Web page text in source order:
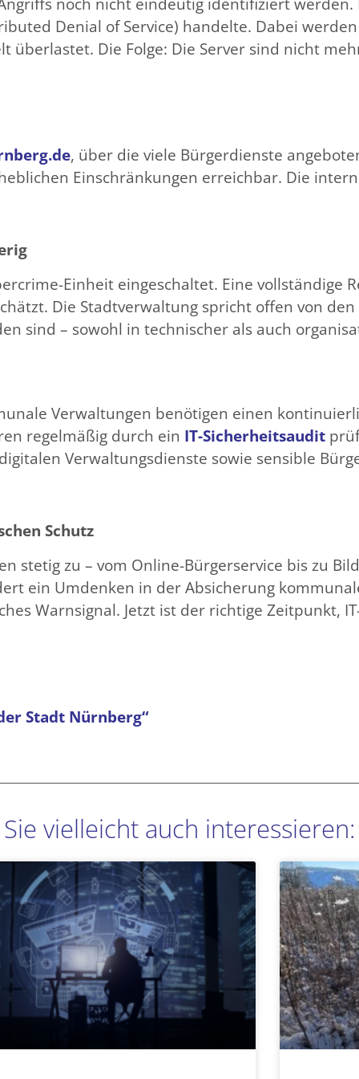
Denial of Service) handelte. Dabei
überlastet. Die Folge: Die Server sind nicht
, über die viele Bürgerdienste
Einschränkungen erreichbar. Die
Einheit eingeschaltet. Eine vollständige
Die Stadtverwaltung spricht offen von
sind – sowohl in technischer als auch
Verwaltungen benötigen einen
regelmäßig durch ein IT-Sicherheitsaudit
Verwaltungsdienste sowie sensible
Schutz
stetig zu – vom Online-Bürgerservice bis zu
ein Umdenken in der Absicherung
Warnsignal. Jetzt ist der richtige Zeitpunkt,
Stadt Nürnberg“
vielleicht auch interessieren:
SeiteSeiteSeite Seite